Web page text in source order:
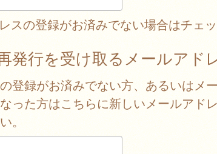
スの登録がお済みでない場合はチェ
発行を受け取るメールアド
登録がお済みでない方、あるいはメ
った方はこちらに新しいメールアド
。